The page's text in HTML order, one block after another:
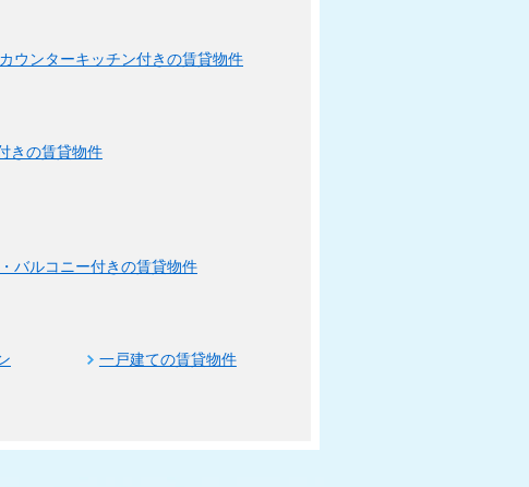
カウンターキッチン付きの賃貸物件
きの賃貸物件
バルコニー付きの賃貸物件
一戸建ての賃貸物件